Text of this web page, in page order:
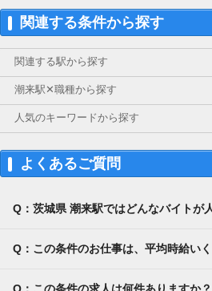
＜日払いOK（規定あり）＞
24時間ATMからお金をおろせるサービ
仕事が終わってから給料をもらいに行く
不要♪
■交通費
その他
関連する条件から探す
関連する駅から探す
潮来駅✕職種から探す
人気のキーワードから探す
よくあるご質問
Q：茨城県 潮来駅ではどんなバイトが
Q：この条件のお仕事は、平均時給い
Q：この条件の求人は何件ありますか？